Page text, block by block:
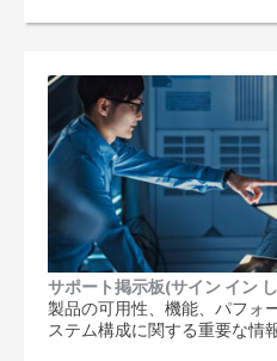
サポート掲示板(サイン イン
製品の可用性、機能、パフォ
ステム構成に関する重要な情報